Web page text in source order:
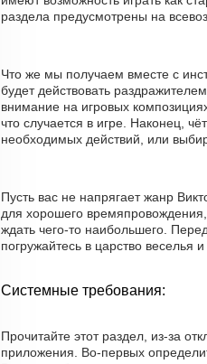
раздела предусмотрены на
Что же мы получаем вместе с
будет действовать
внимание на игровых
что случается в игре. Наконец,
необходимых действий, или
Пусть вас не напрягает жанр
для хорошего
ждать чего-то наибольшего.
погружайтесь в царство веселья
Системные требования:
Прочитайте этот раздел, из-за
приложения. Во-первых